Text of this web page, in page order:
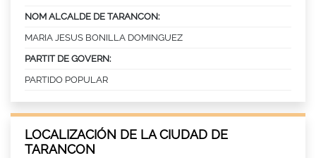
NOM ALCALDE DE TARANCON:
MARIA JESUS BONILLA DOMINGUEZ
PARTIT DE GOVERN:
PARTIDO POPULAR
LOCALIZACIÓN DE LA CIUDAD DE
TARANCON